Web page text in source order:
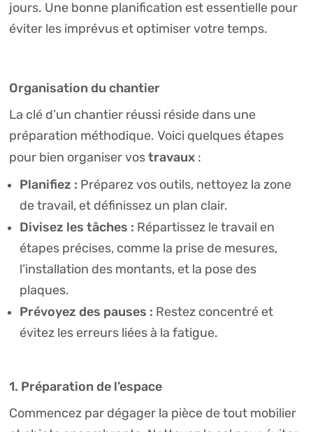
jours. Une bonne planification est essentielle pour
éviter les imprévus et optimiser votre temps.
Organisation du chantier
La clé d’un chantier réussi réside dans une
préparation méthodique. Voici quelques étapes
pour bien organiser vostravaux:
Planifiez : Préparez vos outils, nettoyez la zone
de travail, et définissez un plan clair.
Divisez les tâches : Répartissez le travail en
étapes précises, comme la prise de mesures,
l’installation des montants, et la pose des
plaques.
Prévoyez des pauses : Restez concentré et
évitez les erreurs liées à la fatigue.
1. Préparation de l’espace
Commencez par dégager la pièce de tout mobilier